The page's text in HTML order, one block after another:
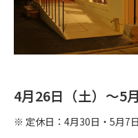
4月26日（土）～5
※ 定休日：4月30日・5月7日